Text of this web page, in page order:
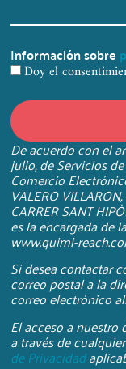
Información sobre
Doy el
De acuerdo con el
julio, de Servicios
Comercio
VALERO
CARRER SANT
es la encargada de
www.quimi-
Si desea contactar
correo postal a la
correo electrónico
El acceso a
a través de
de Privacidad